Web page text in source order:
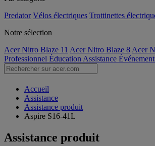
Predator Vélos électriques Trottinettes
Notre sélection
Acer Nitro Blaze 11 Acer Nitro Blaze 8 Acer
Professionnel Éducation Assistance
Accueil
Assistance
Assistance produit
Aspire S16-41L
Assistance produit